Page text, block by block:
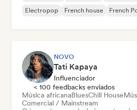
Electropop
French house French
NOVO
Tati Kapaya
Influenciador
< 100 feedbacks enviados
Música africanaBluesChill House
Comercial / Mainstream